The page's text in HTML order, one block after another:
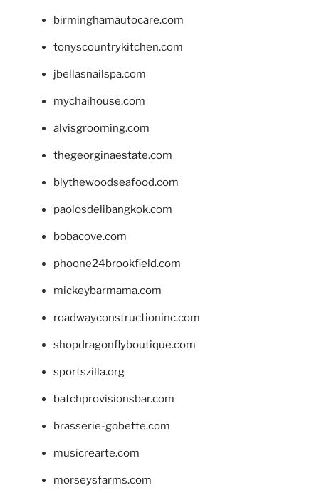
birminghamautocare.com
tonyscountrykitchen.com
jbellasnailspa.com
mychaihouse.com
alvisgrooming.com
thegeorginaestate.com
blythewoodseafood.com
paolosdelibangkok.com
bobacove.com
phoone24brookfield.com
mickeybarmama.com
roadwayconstructioninc.com
shopdragonflyboutique.com
sportszilla.org
batchprovisionsbar.com
brasserie-gobette.com
musicrearte.com
morseysfarms.com